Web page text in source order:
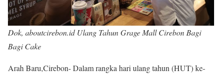
Dok, aboutcirebon.id Ulang Tahun Grage Mall Cirebon Bagi
Bagi Cake
Arah Baru,Cirebon- Dalam rangka hari ulang tahun (HUT) ke-